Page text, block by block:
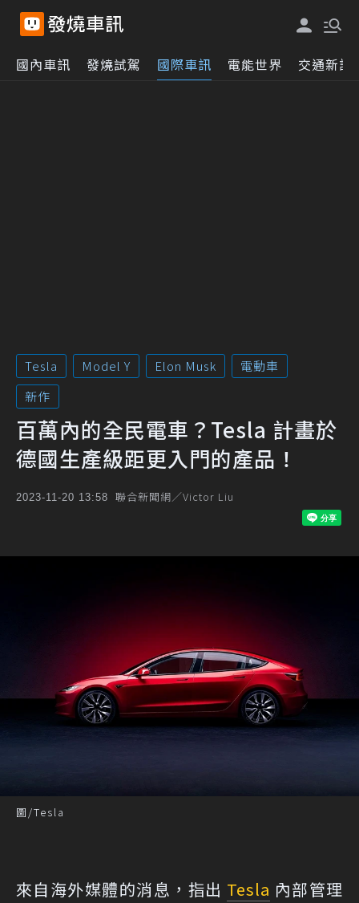
國內車訊 發燒試駕 國際車訊 電能世界 交通新訊
Tesla Model Y Elon Musk
電動車
新作
百萬內的全民電車？Tesla 計畫於
德國生產級距更入門的產品！
2023-11-20 13:58 聯合新聞網／Victor Liu
圖/Tesla
來自海外媒體的消息，指出 Tesla 內部管理